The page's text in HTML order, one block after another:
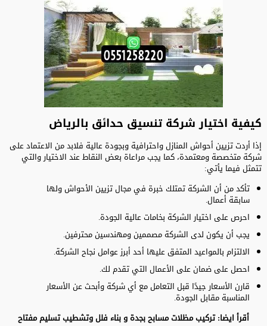
كيفية اختيار شركة تنسيق حدائق بالرياض
إذا أردت تزيين أحواش المنازل واحترافية وبجودة عالية فلابد من الاعتماد على
شركة متخصصة ومعتمدة، كما يجب مراعاة بعض النقاط عند الاختيار والتي
تتمثل فيما يأتي:
تأكد من أن الشركة تمتلك خبرة في مجال تزيين الأحواش ولها
سابقة أعمال.
احرص على اختيار الشركة بخامات عالية الجودة.
يجب أن يكون لدى الشركة مصممين ومهندسين محترفين.
الالتزام بالمواعيد المتفق عليها أحد أبرز عوامل نجاح الشركة.
احصل على ضمان على الأعمال التي تقدم لك.
قارن الأسعار جيدًا قبل التعامل مع أي شركة وأبحث عن الأسعار
المناسبة مقابل الجودة.
أقرأ ايضا:تركيب مظلات مسابح بجدةو بناء فلل وتشطيب تسليم مفتاح